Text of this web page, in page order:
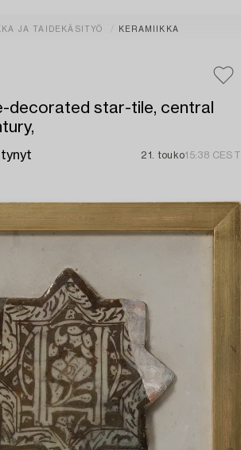
JA TAIDEKÄSITYÖ KERAMIIKKA
decorated star-tile, central
21. touko15:38 CEST